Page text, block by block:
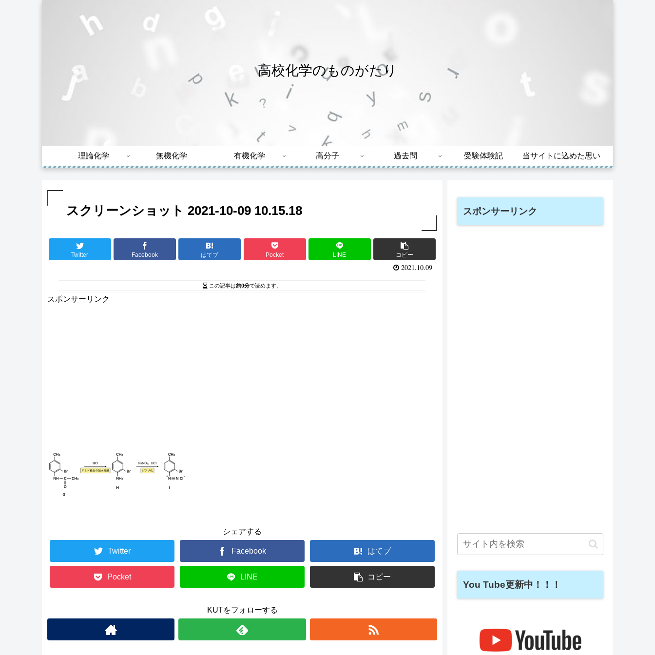
高校化学のものがたり
理論化学 無機化学 有機化学 高分子 過去問 受験体験記 当サイトに込めた思い
スクリーンショット 2021-10-09 10.15.18
Twitter Facebook はてブ Pocket LINE コピー
2021.10.09
この記事は約0分で読めます。
スポンサーリンク
シェアする
Twitter Facebook はてブ
Pocket LINE コピー
KUTをフォローする
スポンサーリンク
You Tube更新中！！！